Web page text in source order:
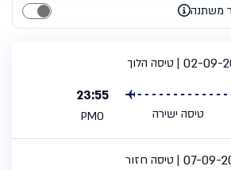
משתנה
טיסה הלוך
02-09-
טיסה ישירה
23:55
PMO
טיסה חזור
07-09-